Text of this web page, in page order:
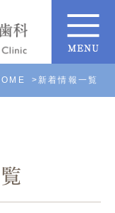
新着情報一覧